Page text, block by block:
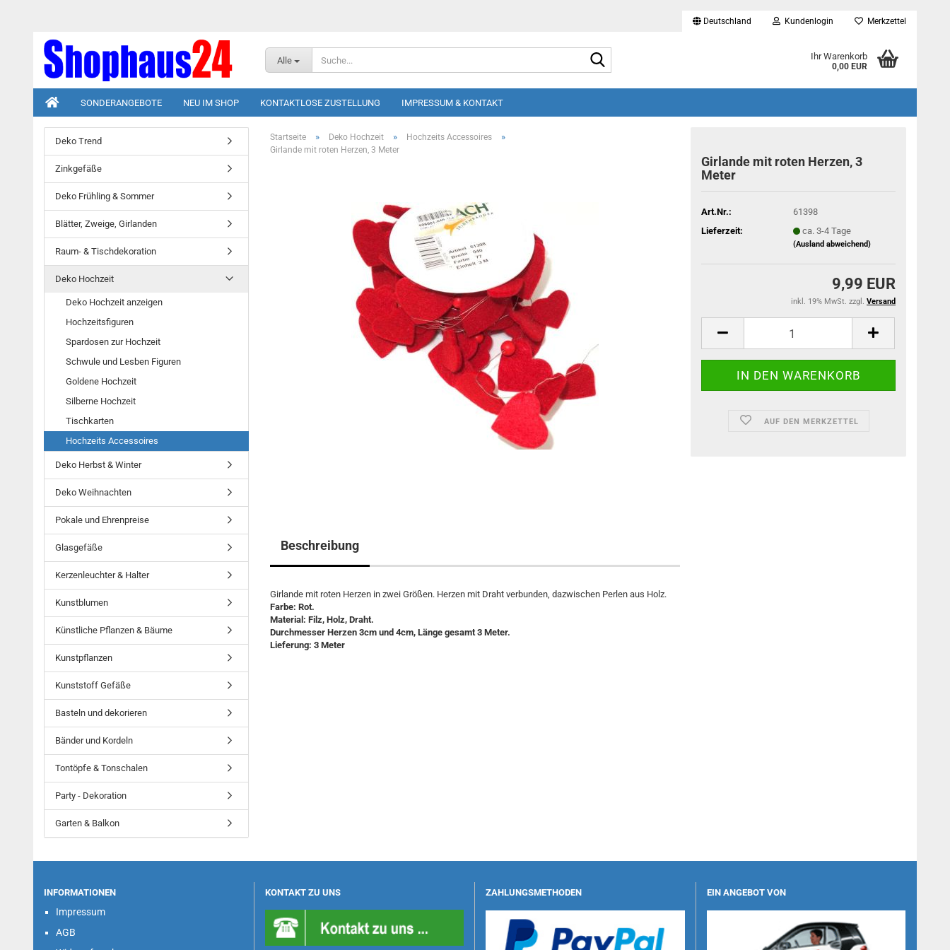
Deutschland Kundenlogin Merkzettel
Alle Ihr Warenkorb
0,00 EUR
SONDERANGEBOTE NEU IM SHOP KONTAKTLOSE ZUSTELLUNG IMPRESSUM & KONTAKT
Startseite » Deko Hochzeit » Hochzeits Accessoires »
Girlande mit roten Herzen, 3 Meter
Girlande mit roten Herzen, 3
Meter
Art.Nr.:
61398
Lieferzeit:
ca. 3-4 Tage
(Ausland abweichend)
9,99 EUR
inkl. 19% MwSt. zzgl. Versand
AUF DEN MERKZETTEL
Beschreibung
Girlande mit roten Herzen in zwei Größen. Herzen mit Draht verbunden, dazwischen Perlen aus Holz.
Farbe: Rot.
Material: Filz, Holz, Draht.
Durchmesser Herzen 3cm und 4cm, Länge gesamt 3 Meter.
Lieferung: 3 Meter
Deko Trend
Zinkgefäße
Deko Frühling & Sommer
Blätter, Zweige, Girlanden
Raum- & Tischdekoration
Deko Hochzeit
Deko Hochzeit anzeigen
Hochzeitsfiguren
Spardosen zur Hochzeit
Schwule und Lesben Figuren
Goldene Hochzeit
Silberne Hochzeit
Tischkarten
Hochzeits Accessoires
Deko Herbst & Winter
Deko Weihnachten
Pokale und Ehrenpreise
Glasgefäße
Kerzenleuchter & Halter
Kunstblumen
Künstliche Pflanzen & Bäume
Kunstpflanzen
Kunststoff Gefäße
Basteln und dekorieren
Bänder und Kordeln
Tontöpfe & Tonschalen
Party - Dekoration
Garten & Balkon
INFORMATIONEN
Impressum
AGB
KONTAKT ZU UNS ZAHLUNGSMETHODEN EIN ANGEBOT VON